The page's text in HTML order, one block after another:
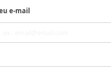
e-mail